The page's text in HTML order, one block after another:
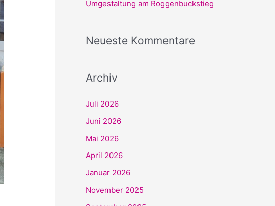
:Umgestaltung am Roggenbuckstieg
Neueste Kommentare
Archiv
Juli 2026
Juni 2026
Mai 2026
April 2026
Januar 2026
November 2025